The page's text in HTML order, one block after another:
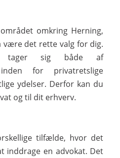
omkring Herning,
være det rette valg for dig.
tager sig både af
for privatretslige
ydelser. Derfor kan du
og til dit erhverv.
tilfælde, hvor det
inddrage en advokat. Det